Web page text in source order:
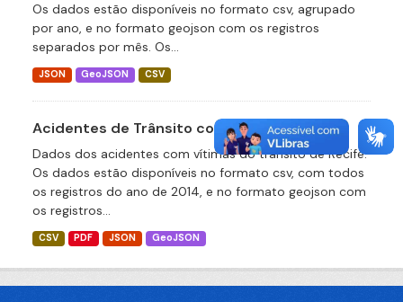
Os dados estão disponíveis no formato csv, agrupado
por ano, e no formato geojson com os registros
separados por mês. Os...
JSON GeoJSON CSV
Acidentes de Trânsito com Vítimas 2014
Dados dos acidentes com vítimas do trânsito de Recife.
Os dados estão disponíveis no formato csv, com todos
os registros do ano de 2014, e no formato geojson com
os registros...
CSV PDF JSON GeoJSON